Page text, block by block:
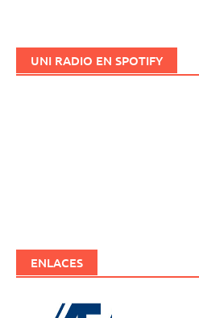
UNI RADIO EN SPOTIFY
ENLACES